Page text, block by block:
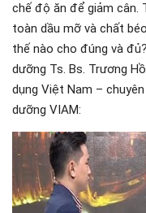
chế độ ăn để giảm cân.
toàn dầu mỡ và chất
thế nào cho đúng và
dưỡng Ts. Bs. Trương
dụng Việt Nam –
dưỡng VIAM: